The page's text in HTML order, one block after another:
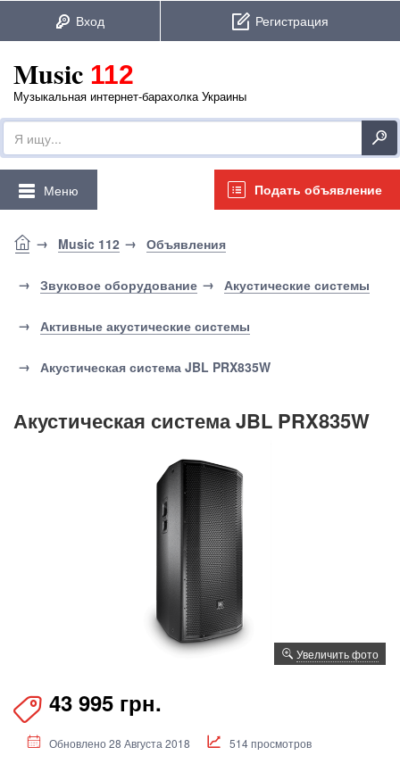
Music 112
Музыкальная интернет-барахолка Украины
Подать объявление
Меню
Music 112 Объявления
Звуковое оборудование Акустические системы
Активные акустические системы
Акустическая система JBL PRX835W
Акустическая система JBL PRX835W
Увеличить фото
43 995 грн.
Обновлено 28 Августа 2018 514 просмотров